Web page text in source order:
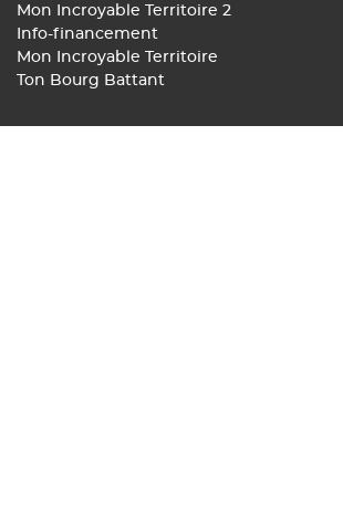
Mon Incroyable Territoire 2
Info-financement
Mon Incroyable Territoire
Ton Bourg Battant